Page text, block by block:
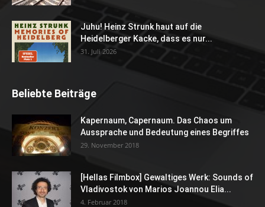
Juhu! Heinz Strunk haut auf die
Heidelberger Kacke, dass es nur...
31. Juli 2026
Beliebte Beiträge
Kapernaum, Capernaum. Das Chaos um
Aussprache und Bedeutung eines Begriffes
29. November 2018
[Hellas Filmbox] Gewaltiges Werk: Sounds of
Vladivostok von Marios Joannou Elia...
4. Februar 2018